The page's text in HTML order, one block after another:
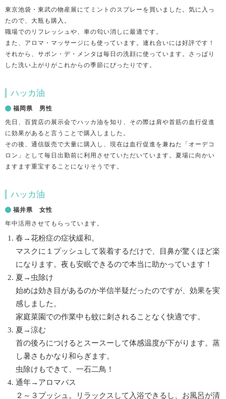
東京池袋・東武の物産展にてミントのスプレーを買いました。気に入っ
たので、大瓶も購入。
職場でのリフレッシュや、車の匂い消しに最適です。
また、アロマ・マッサージにも使っています。連れ合いには好評です！
それから、サボン・デ・メンタは毎日の洗顔に使っています。さっぱり
した洗い上がりがこれからの季節にぴったりです。
ハッカ油
福岡県 男性
先日、百貨店の展示会でハッカ油を知り、その際は肩や首筋の血行促進
に効果があると言うことで購入しました。
その後、通信販売で大量に購入し、現在は血行促進を兼ねた「オーデコ
ロン」として毎日出勤前に利用させていただいています。夏場に向かい
ますます重宝することになりそうです。
ハッカ油
福井県 女性
年中活用させてもらっています。
春→花粉症の症状緩和。
マスクに１プッシュして装着するだけで、目鼻が驚くほど楽
になります。夜も安眠できるので本当に助かっています！
夏→虫除け
始めは効き目があるのか半信半疑だったのですが、効果を実
感しました。
家庭菜園での作業中も蚊に刺されることなく快適です。
夏→涼む
首の後ろにつけるとスースーして体感温度が下がります。蒸
し暑さもかなり和らぎます。
虫除けもできて、一石二鳥！
通年→アロマバス
２～３プッシュ。リラックスして入浴できるし、お風呂が清